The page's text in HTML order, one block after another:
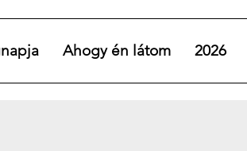
Ahogy én látom 2026